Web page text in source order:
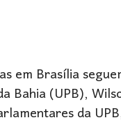
em Brasília
Bahia (UPB),
da